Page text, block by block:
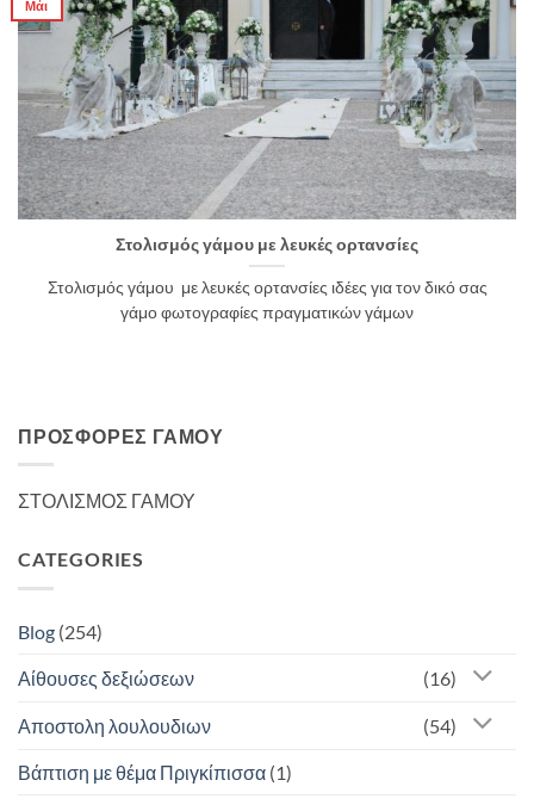
Στολισμός γάμου με λευκές ορτανσίες
Στολισμός γάμου με λευκές ορτανσίες ιδέες για τον δικό σας
γάμο φωτογραφίες πραγματικών γάμων
Μάι
ΠΡΟΣΦΟΡΈΣ ΓΆΜΟΥ
ΣΤΟΛΙΣΜΟΣ ΓΑΜΟΥ
CATEGORIES
Blog (254)
Αίθουσες δεξιώσεων (16)
Αποστολη λουλουδιων (54)
Βάπτιση με θέμα Πριγκίπισσα (1)